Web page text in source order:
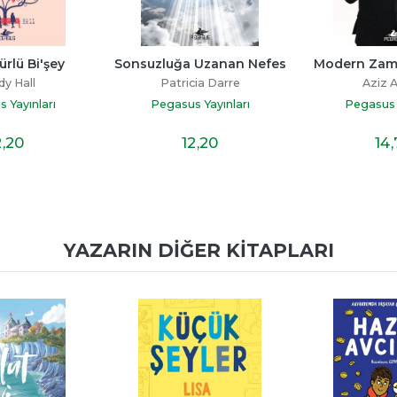
Nefes
Darre
Yayınları
,20
Modern Zamanlarda Aşk
Aziz Ansari
Pegasus Yayınları
14,70
Yalnız
Luca
Pegasus
13
YAZARIN DIĞER KITAPLARI